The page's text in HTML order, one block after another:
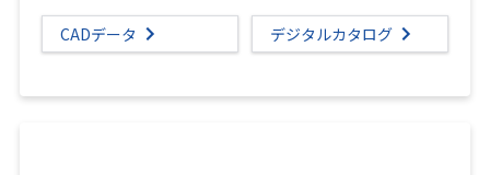
CADデータ デジタルカタログ